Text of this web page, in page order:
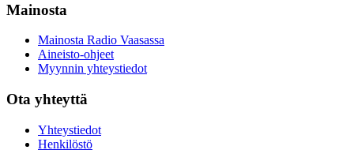
Mainosta
Mainosta Radio Vaasassa
Aineisto-ohjeet
Myynnin yhteystiedot
Ota yhteyttä
Yhteystiedot
Henkilöstö